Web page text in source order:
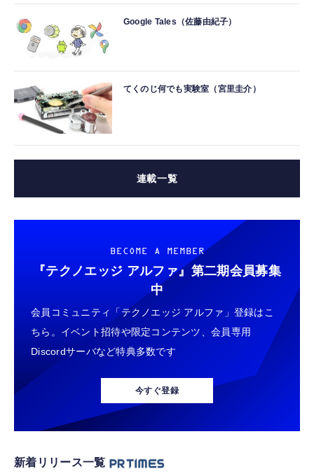
Google Tales（佐藤由紀子）
てくのじ何でも実験室（宮里圭介）
連載一覧
BECOME A MEMBER
『テクノエッジ アルファ』 第二期会員募集
中
会員コミュニティ「テクノエッジ アルファ」登録はこ
ちら。イベント招待や限定コンテンツ、会員専用
Discordサーバなど特典多数です
今すぐ登録
新着リリース一覧